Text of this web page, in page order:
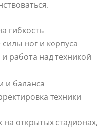
гибкость
ног и корпуса
работа над техникой
и баланса
техники
на открытых стадионах,